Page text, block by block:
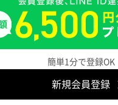
簡単1分で登録OK